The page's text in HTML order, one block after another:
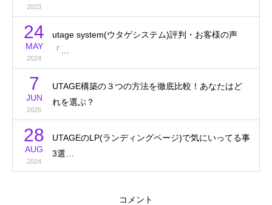
2023
24
MAY
2024
utage system(ウタゲシステム)評判・お客様の声
「…
7
JUN
2025
UTAGE構築の３つの方法を徹底比較！あなたはど
れを選ぶ？
28
AUG
2024
UTAGEのLP(ランディングページ)で気にいってる事
3選…
コメント